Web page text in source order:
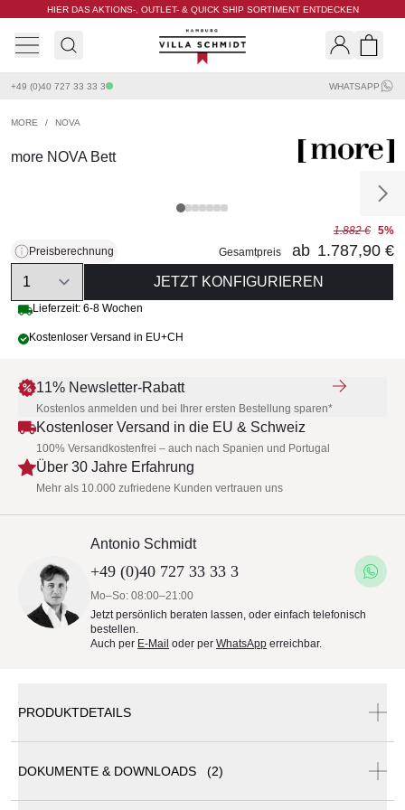
HIER DAS AKTIONS-, OUTLET- & QUICK SHIP SORTIMENT ENTDECKEN
Villa Schmidt
+49 (0)40 727 33 33 3 WHATSAPP
MORE / NOVA
more NOVA Bett
Preisberechnung
1.882 € 5%
Gesamtpreis
ab 1.787,90 €
Quantity
JETZT KONFIGURIEREN
Lieferzeit: 6-8 Wochen
Kostenloser Versand in EU+CH
11% Newsletter-Rabatt
Kostenlos anmelden und bei Ihrer ersten Bestellung sparen*
Kostenloser Versand in die EU & Schweiz
100% Versandkostenfrei – auch nach Spanien und Portugal
Über 30 Jahre Erfahrung
Mehr als 10.000 zufriedene Kunden vertrauen uns
Antonio Schmidt
+49 (0)40 727 33 33 3
Mo–So: 08:00–21:00
Jetzt persönlich beraten lassen, oder einfach telefonisch
bestellen.
Auch per E-Mail oder per WhatsApp erreichbar.
PRODUKTDETAILS
DOKUMENTE & DOWNLOADS (2)